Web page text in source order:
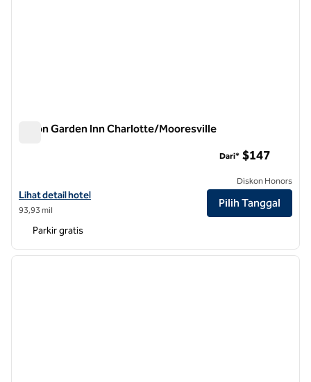
Hilton Garden Inn Charlotte/Mooresville
Lihat detail hotel untuk Hilton Garden Inn Charlotte/Mooresville
Lihat detail hotel
93,93 mil
Dari* $147
Diskon Honors
Pilih Tanggal
Parkir gratis
1 dari 12